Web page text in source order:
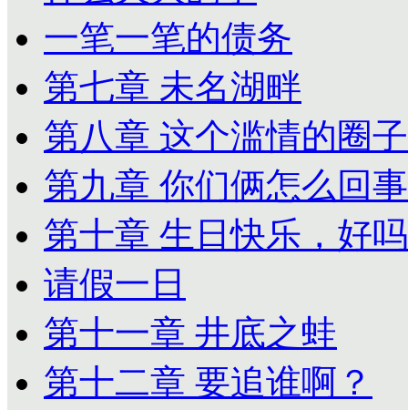
一笔一笔的债务
第七章 未名湖畔
第八章 这个滥情的圈子
第九章 你们俩怎么回事
第十章 生日快乐，好吗
请假一日
第十一章 井底之蛙
第十二章 要追谁啊？